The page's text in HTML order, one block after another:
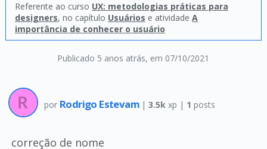
Publicado 5 anos atrás, em 07/10/2021
Referente ao curso UX: metodologias práticas para
designers, no capítulo Usuários e atividade A
importância de conhecer o usuário
por Rodrigo Estevam |3.5k xp | 1 posts
correção de nome